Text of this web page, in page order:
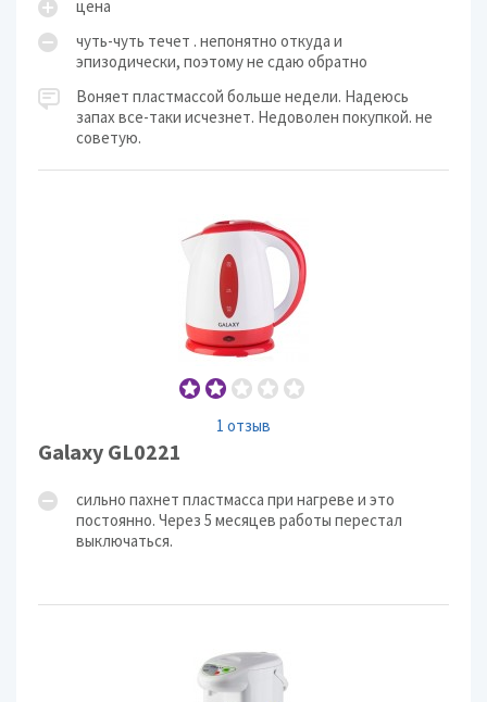
цена
чуть-чуть течет . непонятно откуда и
эпизодически, поэтому не сдаю обратно
Воняет пластмассой больше недели. Надеюсь
запах все-таки исчезнет. Недоволен покупкой. не
советую.
1 отзыв
Galaxy GL0221
сильно пахнет пластмасса при нагреве и это
постоянно. Через 5 месяцев работы перестал
выключаться.